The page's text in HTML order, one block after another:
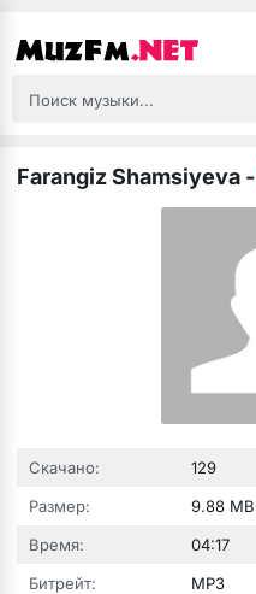
Farangiz Shamsiyeva -
Скачано:
129
Размер:
9.88 MB
Время:
04:17
Битрейт:
MP3